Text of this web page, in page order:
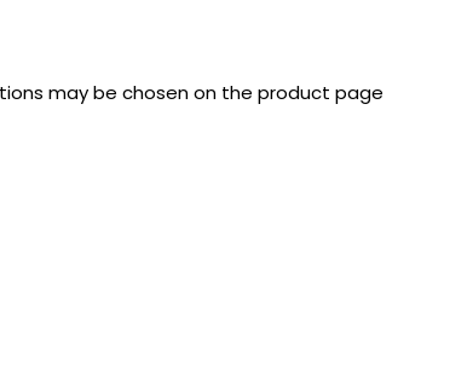
may be chosen on the product page